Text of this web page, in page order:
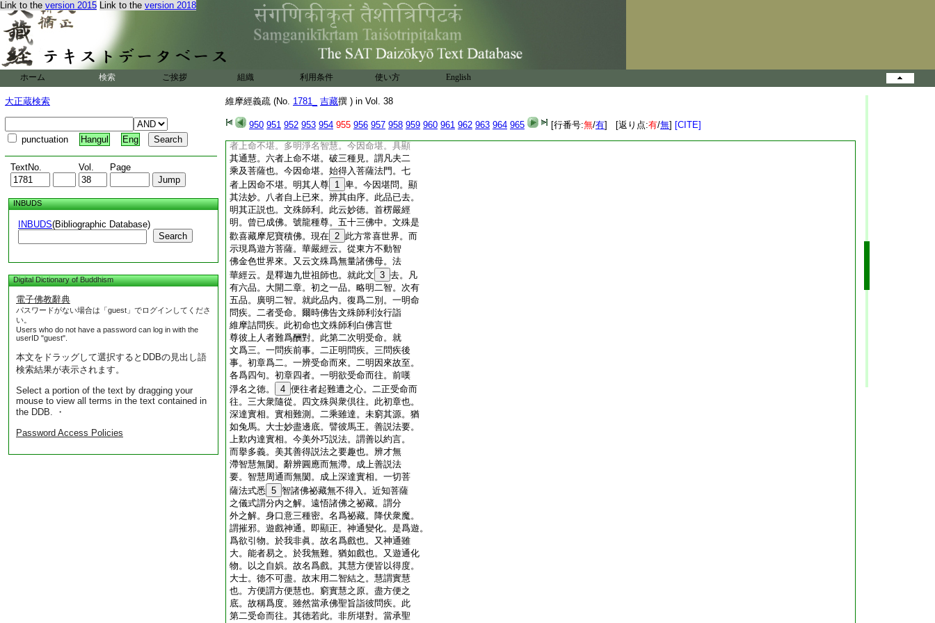
Link to the version 2015 Link to the version 2018
ホーム 検索 ご挨拶 組織 利用条件 使い方 English
大正蔵検索
punctuation Hangul Eng
TextNo. Vol. Page
INBUDS
INBUDS(Bibliographic Database)
Search
Digital Dictionary of Buddhism
電子佛教辭典
パスワードがない場合は「guest」でログインしてくださ
い。
Users who do not have a password can log in with the
userID "guest".
本文をドラッグして選択するとDDBの見出し語
検索結果が表示されます。
Select a portion of the text by dragging your
mouse to view all terms in the text contained in
the DDB. ・
Password Access Policies
維摩經義疏 (No. 1781_ 吉藏撰 ) in Vol. 38
950 951 952 953 954 955 956 957 958 959 960 961 962 963 964 965 [行番号:無/有] [返り点:有/無] [CITE]
足法施也。如是諸菩薩各各向佛説其本縁稱
述維摩詰言皆。曰不任詣彼問疾。此第二。三
萬二千菩薩。各辭不堪。但文不備載耳
文殊師利問疾品第五
此品來意。有八因縁。一者弟子品。是聲聞小
道。菩薩品。爲因位人。故並不堪 8 聞疾。文殊
師利。爲往古諸佛。故堪問疾也。二者至人變
謀無方。隱顯殊迹。修短迭應。適物之情。以機
悟囑在文殊。故往問疾。三者上命諸人。述其
昔法。次命文殊。述其今法。四者上命不堪。
者上命不堪。多明淨名智慧。今因命堪。具顯
其通慧。六者上命不堪。破三種見。謂凡夫二
乘及菩薩也。今因命堪。始得入菩薩法門。七
者上因命不堪。明其人尊 1 卑。今因堪問。顯
其法妙。八者自上已來。辨其由序。此品已去。
明其正説也。文殊師利。此云妙徳。首楞嚴經
明。曾已成佛。號龍種尊。五十三佛中。文殊是
歡喜藏摩尼寶積佛。現在 2 此方常喜世界。而
示現爲遊方菩薩。華嚴經云。從東方不動智
佛金色世界來。又云文殊爲無量諸佛母。法
華經云。是釋迦九世祖師也。就此文 3 去。凡
有六品。大開二章。初之一品。略明二智。次有
五品。廣明二智。就此品内。復爲二別。一明命
問疾。二者受命。爾時佛告文殊師利汝行詣
維摩詰問疾。此初命也文殊師利白佛言世
尊彼上人者難爲酬對。此第二次明受命。就
文爲三。一問疾前事。二正明問疾。三問疾後
事。初章爲二。一辨受命而來。二明因來故至。
各爲四句。初章四者。一明欲受命而往。前嘆
淨名之徳。
4 便往者起難遭之心。二正受命而
往。三大衆隨從。四文殊與衆倶往。此初章也。
深達實相。實相難測。二乘雖達。未窮其源。猶
如兔馬。大士妙盡邊底。譬彼馬王。善説法要。
上歎内達實相。今美外巧説法。謂善以約言。
而擧多義。美其善得説法之要趣也。辨才無
滯智慧無閡。辭辨圓應而無滯。成上善説法
要。智慧周通而無閡。成上深達實相。一切菩
薩法式悉 5 智諸佛祕藏無不得入。近知菩薩
之儀式謂分内之解。遠悟諸佛之祕藏。謂分
外之解。身口意三種密。名爲祕藏。降伏衆魔。
謂摧邪。遊戲神通。即顯正。神通變化。是爲遊。
爲欲引物。於我非眞。故名爲戲也。又神通雖
大。能者易之。於我無難。猶如戲也。又遊通化
物。以之自娯。故名爲戲。其慧方便皆以得度。
大士。徳不可盡。故末用二智結之。慧謂實慧
也。方便謂方便慧也。窮實慧之原。盡方便之
底。故稱爲度。雖然當承佛聖旨詣彼問疾。此
第二受命而往。其徳若此。非所堪對。當承聖